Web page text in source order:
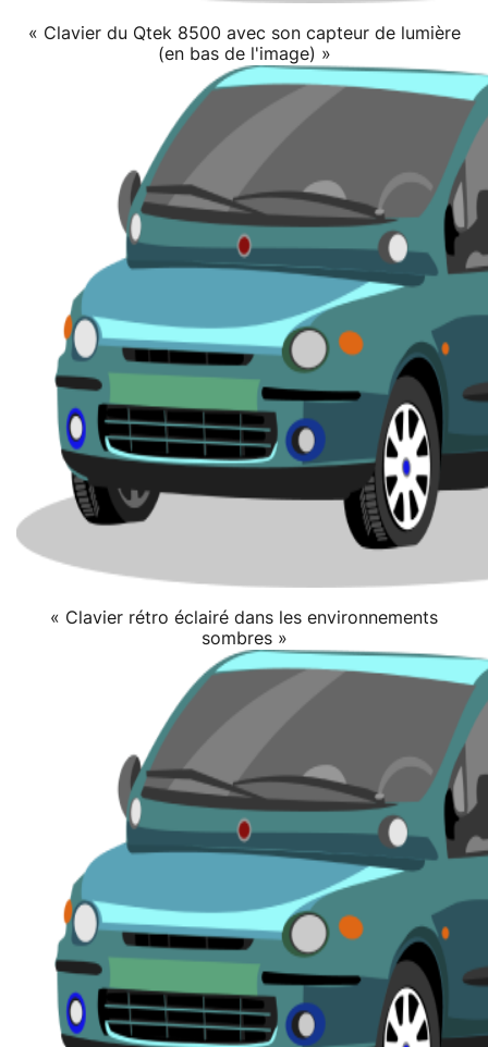
« Clavier du Qtek 8500 avec son capteur de lumière
(en bas de l'image) »
« Clavier rétro éclairé dans les environnements
sombres »